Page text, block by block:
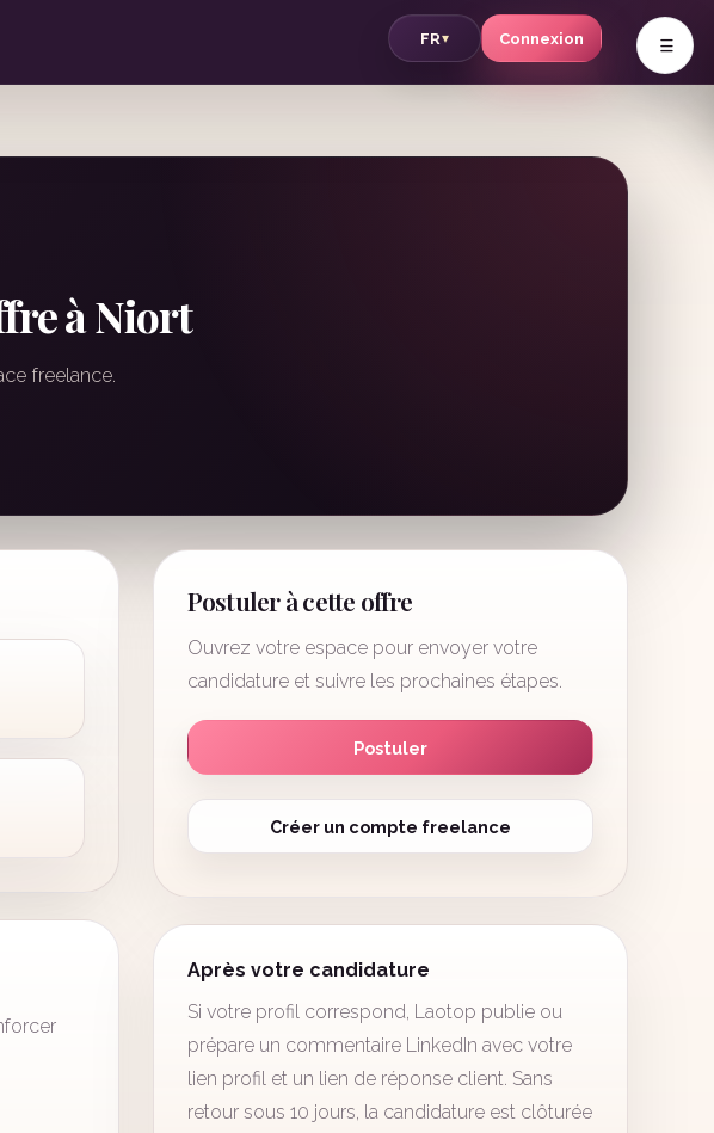
FR▾ Connexion v
à Niort
freelance.
Postuler à cette offre
Ouvrez votre espace pour envoyer votre
candidature et suivre les prochaines étapes.
Postuler
Créer un compte freelance
Après votre candidature
Si votre profil correspond, Laotop publie ou
prépare un commentaire LinkedIn avec votre
lien profil et un lien de réponse client. Sans
retour sous 10 jours, la candidature est clôturée